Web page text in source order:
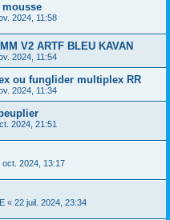
mousse
2024, 11:58
V2 ARTF BLEU KAVAN
2024, 11:54
ou funglider multiplex RR
2024, 11:34
2024, 21:51
oct. 2024, 13:17
« 22 juil. 2024, 23:34